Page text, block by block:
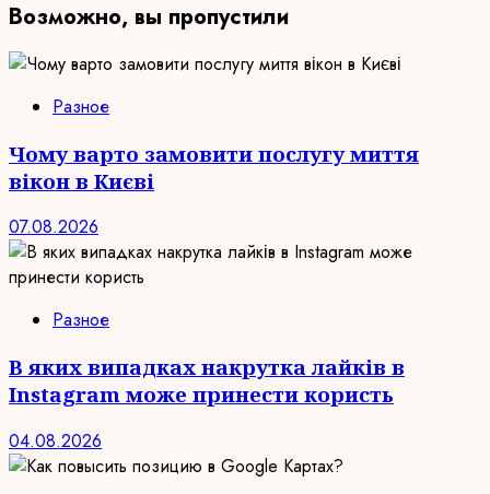
Возможно, вы пропустили
Разное
Чому варто замовити послугу миття
вікон в Києві
07.08.2026
Разное
В яких випадках накрутка лайків в
Instagram може принести користь
04.08.2026